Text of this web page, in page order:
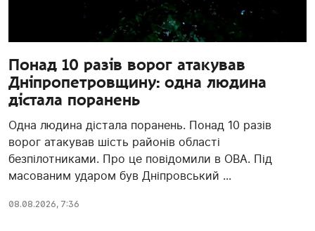
Понад 10 разів ворог атакував
Дніпропетровщину: одна людина
дістала поранень
Одна людина дістала поранень. Понад 10 разів
ворог атакував шість районів області
безпілотниками. Про це повідомили в ОВА. Під
масованим ударом був Дніпровський ...
08.08.2026, 7:36